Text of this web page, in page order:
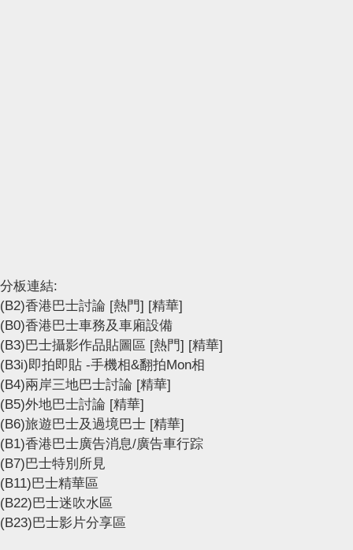
分板連結:
(B2)香港巴士討論 [熱門] [精華]
(B0)香港巴士車務及車廂設備
(B3)巴士攝影作品貼圖區 [熱門] [精華]
(B3i)即拍即貼 -手機相&翻拍Mon相
(B4)兩岸三地巴士討論 [精華]
(B5)外地巴士討論 [精華]
(B6)旅遊巴士及過境巴士 [精華]
(B1)香港巴士廣告消息/廣告車行踪
(B7)巴士特別所見
(B11)巴士精華區
(B22)巴士迷吹水區
(B23)巴士影片分享區